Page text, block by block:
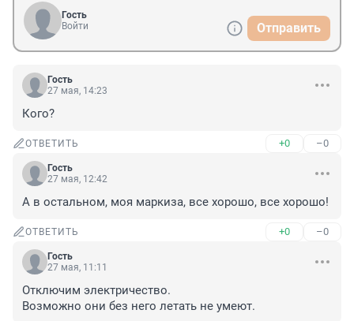
Гость
Войти
Отправить
Гость
27 мая, 14:23
Кого?
ОТВЕТИТЬ +0 –0
Гость
27 мая, 12:42
А в остальном, моя маркиза, все хорошо, все хорошо!
ОТВЕТИТЬ +0 –0
Гость
27 мая, 11:11
Отключим электричество.
Возможно они без него летать не умеют.